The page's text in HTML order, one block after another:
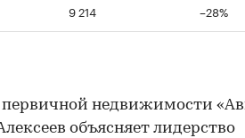
9 214 –28%
первичной недвижимости
объясняет лидерство